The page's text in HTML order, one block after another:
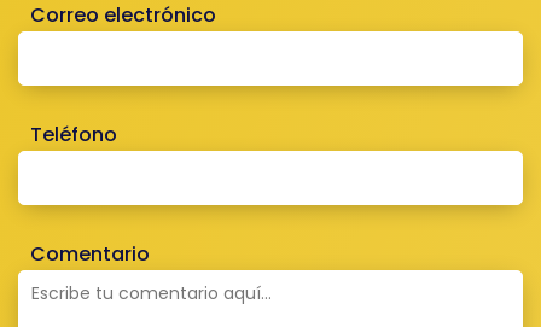
Correo electrónico
Teléfono
Comentario